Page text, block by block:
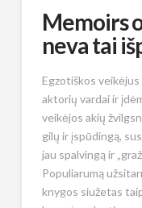
Memoirs
neva tai
Egzotiškos
aktorių vardai ir
veikėjos akių
gilų ir įspūdingą,
jau spalvingą ir
Populiarumą
knygos siužetas